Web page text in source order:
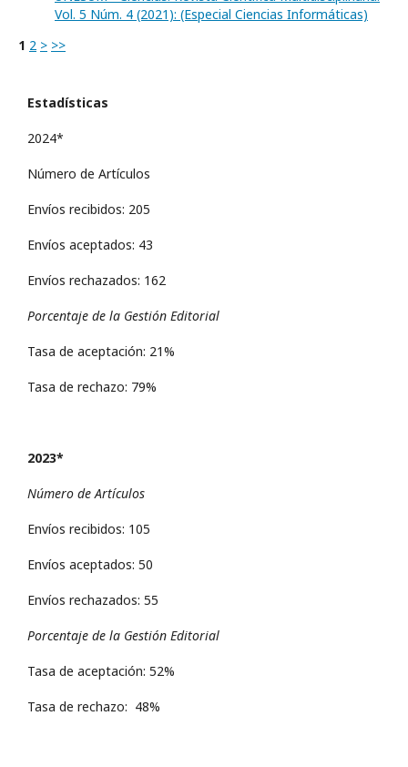
Vol. 5 Núm. 4 (2021): (Especial Ciencias Informáticas)
1 2 > >>
Estadísticas
2024*
Número de Artículos
Envíos recibidos: 205
Envíos aceptados: 43
Envíos rechazados: 162
Porcentaje de la Gestión Editorial
Tasa de aceptación: 21%
Tasa de rechazo: 79%
2023*
Número de Artículos
Envíos recibidos: 105
Envíos aceptados: 50
Envíos rechazados: 55
Porcentaje de la Gestión Editorial
Tasa de aceptación: 52%
Tasa de rechazo: 48%